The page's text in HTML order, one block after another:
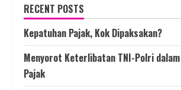
RECENT POSTS
Kepatuhan Pajak, Kok Dipaksakan?
Menyorot Keterlibatan TNI-Polri dalam
Pajak